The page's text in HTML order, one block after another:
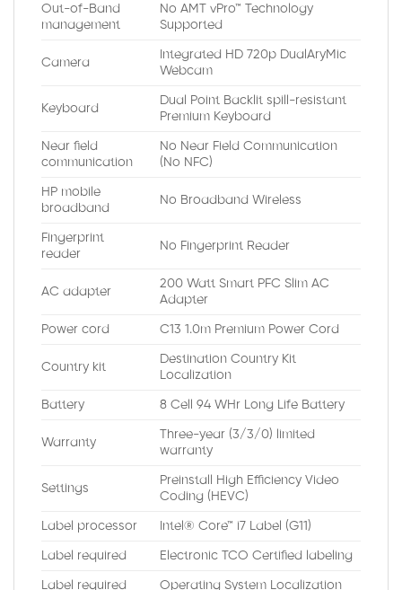
Out-of-Band
management
No AMT vPro™ Technology
Supported
Camera
Integrated HD 720p DualAryMic
Webcam
Keyboard
Dual Point Backlit spill-resistant
Premium Keyboard
Near field
communication
No Near Field Communication
(No NFC)
HP mobile
broadband
No Broadband Wireless
Fingerprint
reader
No Fingerprint Reader
AC adapter
200 Watt Smart PFC Slim AC
Adapter
Power cord C13 1.0m Premium Power Cord
Country kit
Destination Country Kit
Localization
Battery 8 Cell 94 WHr Long Life Battery
Warranty
Three-year (3/3/0) limited
warranty
Settings
Preinstall High Efficiency Video
Coding (HEVC)
Label processor Intel® Core™ i7 Label (G11)
Label required Electronic TCO Certified labeling
Label required Operating System Localization